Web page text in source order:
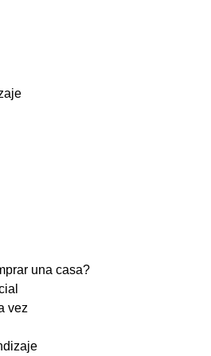
una casa?
vez